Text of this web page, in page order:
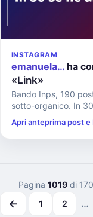
INSTAGRAM
emanuela… ha
«Link»
Bando Inps, 190
sotto-organico. In
Apri anteprima post e
Pagina 1019di
← 1 2 …